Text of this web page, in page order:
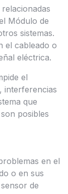
Módulo de
sistemas.
el cableado o
eléctrica.
el
interferencias
que
posibles
en el
o en sus
de